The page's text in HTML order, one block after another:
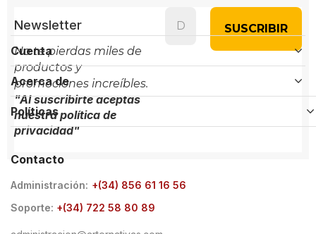
Newsletter
No te pierdas miles de
productos y
promociones increíbles.
"Al suscribirte aceptas
nuestra política de
privacidad"
Cuenta
Acerca de
Políticas
Contacto
Administración: +(34) 856 61 16 56
Soporte: +(34) 722 58 80 89